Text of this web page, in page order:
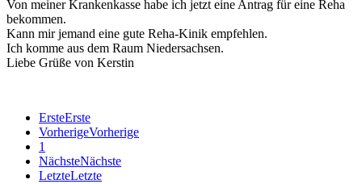
Von meiner Krankenkasse habe ich jetzt eine Antrag für eine Reha
bekommen.
Kann mir jemand eine gute Reha-Kinik empfehlen.
Ich komme aus dem Raum Niedersachsen.
Liebe Grüße von Kerstin
ErsteErste
VorherigeVorherige
1
NächsteNächste
LetzteLetzte